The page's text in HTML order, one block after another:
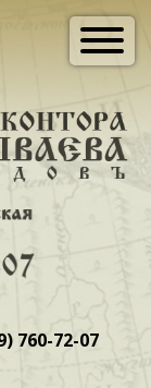
760-72-07